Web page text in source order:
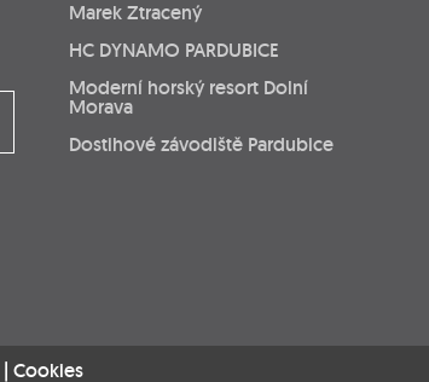
Marek Ztracený
HC DYNAMO PARDUBICE
Moderní horský resort Dolní
Morava
Dostihové závodiště Pardubice
| Cookies